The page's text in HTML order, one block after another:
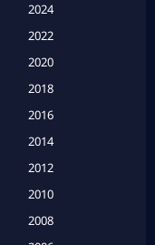
องจริง(2)
(20)
(16)
2024
2022
2020
2018
2016
2014
2012
2010
2008